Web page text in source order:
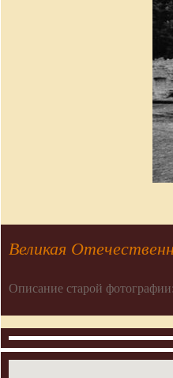
Великая
Описание старой фотографии: